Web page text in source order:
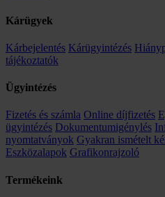
Kárügyek
Kárbejelentés Kárügyintézés
tájékoztatók
Ügyintézés
Fizetés és számla Online díjfizetés
ügyintézés Dokumentumigénylés
nyomtatványok Gyakran ismételt
Eszközalapok Grafikonrajzoló
Termékeink